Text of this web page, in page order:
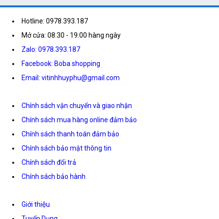
Hotline: 0978.393.187
Mở cửa: 08:30 - 19:00 hàng ngày
Zalo: 0978.393.187
Facebook: Boba shopping
Email: vitinhhuyphu@gmail.com
Chính sách vận chuyển và giao nhận
Chính sách mua hàng online đảm bảo
Chính sách thanh toán đảm bảo
Chính sách bảo mật thông tin
Chính sách đổi trả
Chính sách bảo hành
Giới thiệu